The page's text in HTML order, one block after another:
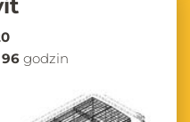
96 godzin